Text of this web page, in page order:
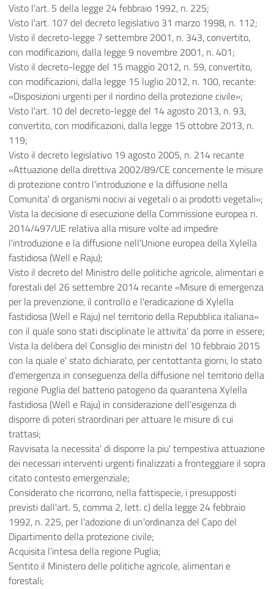
Visto l'art. 5 della legge 24 febbraio 1992, n. 225;
Visto l'art. 107 del decreto legislativo 31 marzo 1998, n. 112;
Visto il decreto-legge 7 settembre 2001, n. 343, convertito,
con modificazioni, dalla legge 9 novembre 2001, n. 401;
Visto il decreto-legge del 15 maggio 2012, n. 59, convertito,
con modificazioni, dalla legge 15 luglio 2012, n. 100, recante:
«Disposizioni urgenti per il riordino della protezione civile»;
Visto l'art. 10 del decreto-legge del 14 agosto 2013, n. 93,
convertito, con modificazioni, dalla legge 15 ottobre 2013, n.
119;
Visto il decreto legislativo 19 agosto 2005, n. 214 recante
«Attuazione della direttiva 2002/89/CE concernente le misure
di protezione contro l'introduzione e la diffusione nella
Comunita' di organismi nocivi ai vegetali o ai prodotti vegetali»;
Vista la decisione di esecuzione della Commissione europea n.
2014/497/UE relativa alla misure volte ad impedire
l'introduzione e la diffusione nell'Unione europea della Xylella
fastidiosa (Well e Raju);
Visto il decreto del Ministro delle politiche agricole, alimentari e
forestali del 26 settembre 2014 recante «Misure di emergenza
per la prevenzione, il controllo e l'eradicazione di Xylella
fastidiosa (Well e Raju) nel territorio della Repubblica italiana»
con il quale sono stati disciplinate le attivita' da porre in essere;
Vista la delibera del Consiglio dei ministri del 10 febbraio 2015
con la quale e' stato dichiarato, per centottanta giorni, lo stato
d'emergenza in conseguenza della diffusione nel territorio della
regione Puglia del batterio patogeno da quarantena Xylella
fastidiosa (Well e Raju) in considerazione dell'esigenza di
disporre di poteri straordinari per attuare le misure di cui
trattasi;
Ravvisata la necessita' di disporre la piu' tempestiva attuazione
dei necessari interventi urgenti finalizzati a fronteggiare il sopra
citato contesto emergenziale;
Considerato che ricorrono, nella fattispecie, i presupposti
previsti dall'art. 5, comma 2, lett. c) della legge 24 febbraio
1992, n. 225, per l'adozione di un'ordinanza del Capo del
Dipartimento della protezione civile;
Acquisita l'intesa della regione Puglia;
Sentito il Ministero delle politiche agricole, alimentari e
forestali;